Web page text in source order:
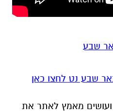
שבע
שבע נט לחצו כאן
ועושים מאמץ לאתר את